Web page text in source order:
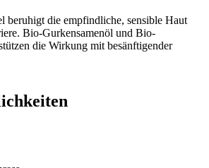
beruhigt die empfindliche, sensible Haut
Bio-Gurkensamenöl und Bio-
die Wirkung mit besänftigender